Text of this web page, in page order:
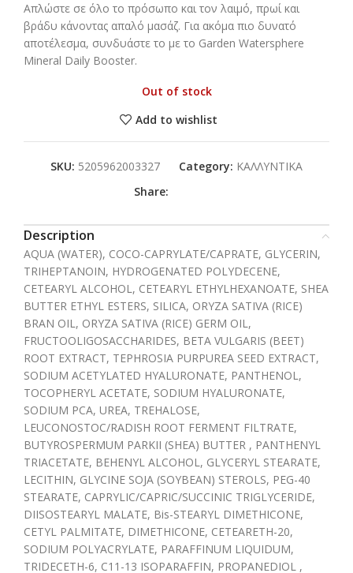
Aπλώστε σε όλο το πρόσωπο και τον λαιμό, πρωί και
βράδυ κάνοντας απαλό μασάζ. Για ακόμα πιο δυνατό
αποτέλεσμα, συνδυάστε το με το Garden Watersphere
Mineral Daily Booster.
Out of stock
Add to wishlist
SKU: 5205962003327 Category: ΚΑΛΛΥΝΤΙΚΑ
Share:
Description
AQUA (WATER), COCO-CAPRYLATE/CAPRATE, GLYCERIN,
TRIHEPTANOIN, HYDROGENATED POLYDECENE,
CETEARYL ALCOHOL, CETEARYL ETHYLHEXANOATE, SHEA
BUTTER ETHYL ESTERS, SILICA, ORYZA SATIVA (RICE)
BRAN OIL, ORYZA SATIVA (RICE) GERM OIL,
FRUCTOOLIGOSACCHARIDES, BETA VULGARIS (BEET)
ROOT EXTRACT, TEPHROSIA PURPUREA SEED EXTRACT,
SODIUM ACETYLATED HYALURONATE, PANTHENOL,
TOCOPHERYL ACETATE, SODIUM HYALURONATE,
SODIUM PCA, UREA, TREHALOSE,
LEUCONOSTOC/RADISH ROOT FERMENT FILTRATE,
BUTYROSPERMUM PARKII (SHEA) BUTTER , PANTHENYL
TRIACETATE, BEHENYL ALCOHOL, GLYCERYL STEARATE,
LECITHIN, GLYCINE SOJA (SOYBEAN) STEROLS, PEG-40
STEARATE, CAPRYLIC/CAPRIC/SUCCINIC TRIGLYCERIDE,
DIISOSTEARYL MALATE, Bis-STEARYL DIMETHICONE,
CETYL PALMITATE, DIMETHICONE, CETEARETH-20,
SODIUM POLYACRYLATE, PARAFFINUM LIQUIDUM,
TRIDECETH-6, C11-13 ISOPARAFFIN, PROPANEDIOL ,